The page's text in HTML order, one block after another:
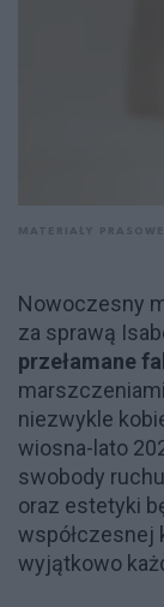
Nowoczesny
za sprawą
przełamane
niezwykle
wiosna-lato
swobody
oraz estetyki
współczesnej
wyjątkowo